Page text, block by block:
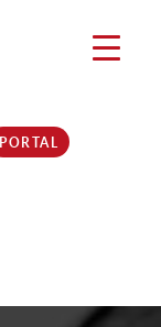
PORTAL